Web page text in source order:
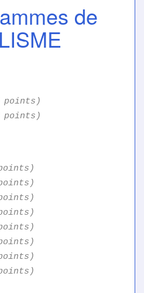
de
points)
points)